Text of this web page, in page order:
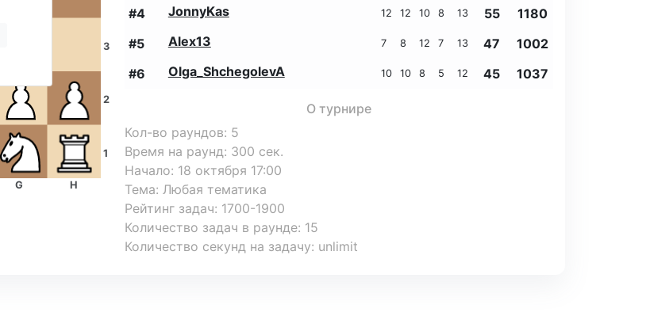
1
2
3
G H
#4 JonnyKas 12 12 10 8 13 55
1180
#5 Alex13 7 8 12 7 13 47
1002
#6 Olga_ShchegolevA 10 10 8 5 12 45 1037
О турнире
Кол-во раундов: 5
Время на раунд: 300 сек.
Начало: 18 октября 17:00
Тема: Любая тематика
Рейтинг задач: 1700-1900
Количество задач в раунде: 15
Количество секунд на задачу: unlimit